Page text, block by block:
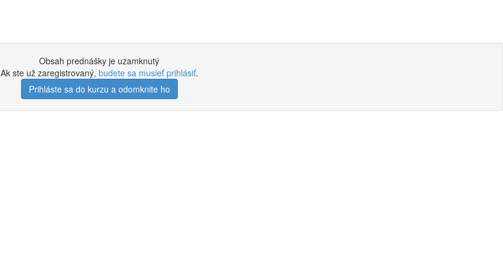
Obsah prednášky je uzamknutý
Ak ste už zaregistrovaný, budete sa musieť prihlásiť.
Prihláste sa do kurzu a odomknite ho